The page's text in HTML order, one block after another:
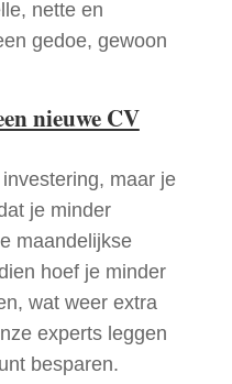
nette en
gedoe, gewoon
nieuwe CV
maar je
je minder
maandelijkse
hoef je minder
wat weer extra
experts leggen
besparen.